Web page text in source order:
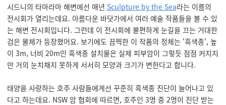
시드니의 타마라마 해변에선 매년 Sculpture by the Sea라는 이름의
전시회가 열리는데요. 아름다운 바닷가에서 여러 예술 작품들을 볼 수 있
는 해변 전시회입니다. 그런데 이 전시회에 불편하게 눈길을 끄는 거대한
검은 물체가 등장했어요. 보기에도 끔찍한 이 작품의 정체는 '흑색종', 높
이 3m, 너비 20m인 흑색종 설치물은 실제 피부암이 그렇듯 점점 커지지
만 거의 눈치채지 못하게 서서히 모양과 크기가 변한다고 합니다.
태양을 사랑하는 호주 사람들에게선 꾸준히 흑색종 진단이 늘어나고 있
다고 하는데요. NSW 암 협회에 따르면, 호주인 3명 중 2명이 진단 받는